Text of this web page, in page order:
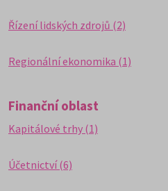
Řízení lidských zdrojů (2)
Regionální ekonomika (1)
Finanční oblast
Kapitálové trhy (1)
Účetnictví (6)